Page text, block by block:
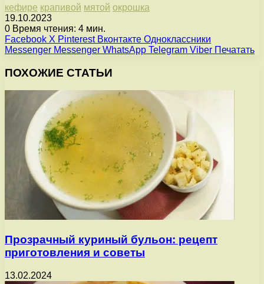
кефире крапивой мятой окрошка
19.10.2023
0 Время чтения: 4 мин.
Facebook X Pinterest Вконтакте Одноклассники
Messenger Messenger WhatsApp Telegram Viber Печатать
ПОХОЖИЕ СТАТЬИ
Прозрачный куриный бульон: рецепт
приготовления и советы
13.02.2024